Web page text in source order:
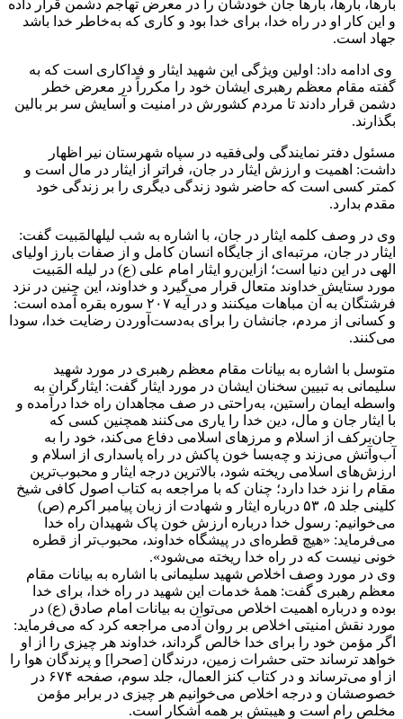
بارها، بارها، بارها جان خودشان را در معرض تهاجم دشمن قرار داده
و این کار او در راه خدا، برای خدا بود و کاری که به‌خاطر خدا باشد
جهاد است.
وی ادامه داد: اولین ویژگی این شهید ایثار و فداکاری است که به
گفته مقام معظم رهبری ایشان خود را مکرراً در معرض خطر
دشمن قرار دادند تا مردم کشورش در امنیت و آسایش سر بر بالین
بگذارند.
مسئول دفتر نمایندگی ولی‌فقیه در سپاه شهرستان نیر اظهار
داشت: اهمیت و ارزش ایثار در جان، فراتر از ایثار در مال است و
کمتر کسی است که حاضر شود زندگی دیگری را بر زندگی خود
مقدم بدارد.
وی در وصف کلمه ایثار در جان، با اشاره به شب لیله‎المَبیت گفت:
ایثار در جان، مرتبه‌ای از جایگاه انسان کامل و از صفات بارز اولیای
الهی در این دنیا است؛ ازاین‌رو ایثار امام علی (ع) در لیله المَبیت
مورد ستایش خداوند متعال قرار می‌گیرد و خداوند، این چنین در نزد
فرشتگان به آن مباهات می‎کنند و در آیه ۲۰۷ سوره بقره آمده است:
و کسانی از مردم، جانشان را برای به‌دست‌آوردن رضایت خدا، سودا
می‌کنند.
متوسل با اشاره به بیانات مقام معظم رهبری در مورد شهید
سلیمانی به تبیین سخنان ایشان در مورد ایثار گفت: ایثارگران به
واسطه ایمان راستین، به‌راحتی در صف مجاهدان راه خدا درآمده و
با ایثار جان و مال، دین خدا را یاری می‌کنند همچنین کسی که
جان‌برکف از اسلام و مرزهای اسلامی دفاع می‌کند، خود را به
آب‌وآتش می‌زند و چه‌بسا خون پاکش در راه پاسداری از اسلام و
ارزش‌های اسلامی ریخته شود، بالاترین درجه ایثار و محبوب‌ترین
مقام را نزد خدا دارد؛ چنان که با مراجعه به کتاب اصول کافی شیخ
کلینی جلد ۵، ۵۳ درباره ایثار و شهادت از زبان پیامبر اکرم (ص)
می‌خوانیم: رسول خدا درباره ارزش خون پاک شهیدان راه خدا
می‌فرماید: «هیچ قطره‌ای در پیشگاه خداوند، محبوب‌تر از قطره
خونی نیست که در راه خدا ریخته می‌شود».
وی در مورد وصف اخلاص شهید سلیمانی با اشاره به بیانات مقام
معظم رهبری گفت: همهٔ خدمات این شهید در راه خدا، برای خدا
بوده و درباره اهمیت اخلاص می‌توان به بیانات امام صادق (ع) در
مورد نقش امنیتی اخلاص بر روان آدمی مراجعه کرد که می‌فرماید:
اگر مؤمن خود را برای خدا خالص گرداند، خداوند هر چیزی را از او
خواهد ترساند حتی حشرات زمین، درندگان [صحرا] و پرندگان هوا را
از او می‌ترساند و در کتاب کنز العمال، جلد سوم، صفحه ۶۷۴ در
خصوصشان و درجه اخلاص می‌خوانیم هر چیزی در برابر مؤمن
مخلص رام است و هیبتش بر همه آشکار است.